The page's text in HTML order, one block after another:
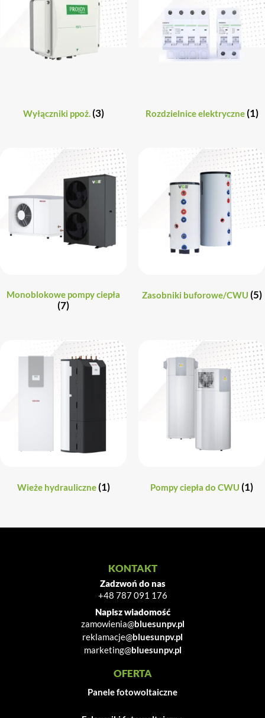
Wyłączniki ppoż. (3) Rozdzielnice elektryczne (1)
Monoblokowe pompy ciepła
(7)
Zasobniki buforowe/CWU (5)
Wieże hydrauliczne (1) Pompy ciepła do CWU (1)
KONTAKT
Zadzwoń do nas
+48 787 091 176
Napisz wiadomość
zamowienia@bluesunpv.pl
reklamacje@bluesunpv.pl
marketing@bluesunpv.pl
OFERTA
Panele fotowoltaiczne